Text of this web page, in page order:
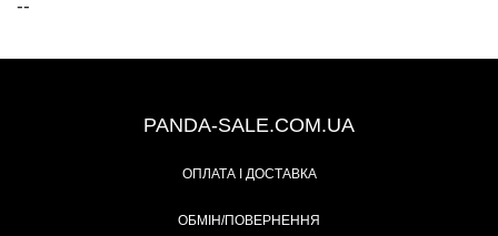
--
PANDA-SALE.COM.UA
ОПЛАТА І ДОСТАВКА
ОБМІН/ПОВЕРНЕННЯ